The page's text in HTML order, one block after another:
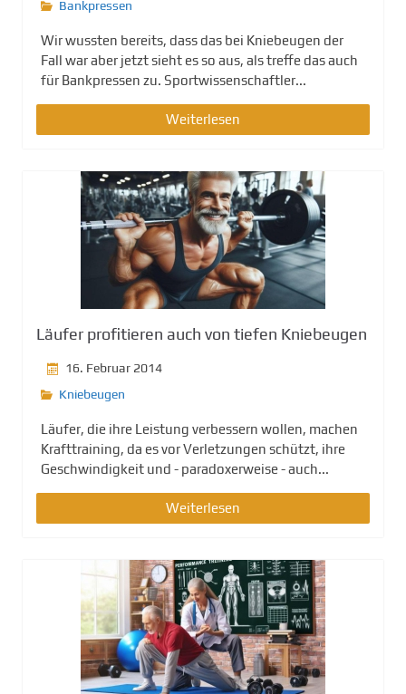
Bankpressen
Wir wussten bereits, dass das bei Kniebeugen der
Fall war aber jetzt sieht es so aus, als treffe das auch
für Bankpressen zu. Sportwissenschaftler...
Weiterlesen
Läufer profitieren auch von tiefen Kniebeugen
16. Februar 2014
Kniebeugen
Läufer, die ihre Leistung verbessern wollen, machen
Krafttraining, da es vor Verletzungen schützt, ihre
Geschwindigkeit und - paradoxerweise - auch...
Weiterlesen